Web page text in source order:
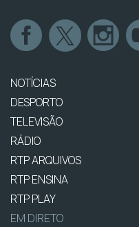
NOTÍCIAS
DESPORTO
TELEVISÃO
RÁDIO
RTP ARQUIVOS
RTP ENSINA
RTP PLAY
EM DIRETO